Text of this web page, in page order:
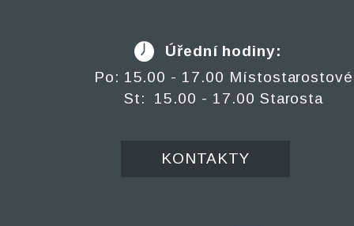
Úřední hodiny:
Po: 15.00 - 17.00 Místostarostové
St: 15.00 - 17.00 Starosta
KONTAKTY